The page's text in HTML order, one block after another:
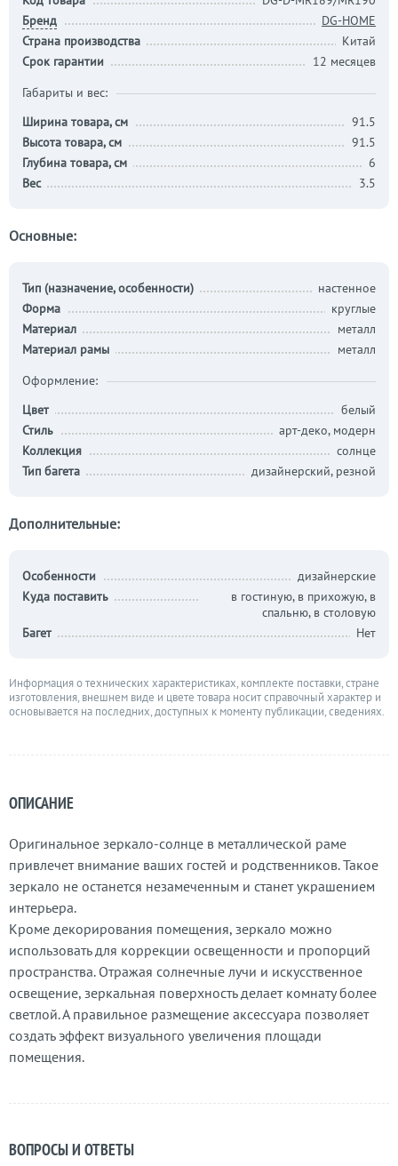
ОПИСАНИЕ
Оригинальное зеркало-солнце в металлической раме
привлечет внимание ваших гостей и родственников. Такое
зеркало не останется незамеченным и станет украшением
интерьера.
Кроме декорирования помещения, зеркало можно
использовать для коррекции освещенности и пропорций
пространства. Отражая солнечные лучи и искусственное
освещение, зеркальная поверхность делает комнату более
светлой. А правильное размещение аксессуара позволяет
создать эффект визуального увеличения площади
помещения.
ВОПРОСЫ И ОТВЕТЫ
Бренд
DG-HOME
Страна производства
Китай
Срок гарантии
12 месяцев
Габариты и вес:
Ширина товара, см
91.5
Высота товара, см
91.5
Глубина товара, см
6
Вес
3.5
Основные:
Тип (назначение, особенности)
настенное
Форма
круглые
Материал
металл
Материал рамы
металл
Оформление:
Цвет
белый
Стиль
арт-деко, модерн
Коллекция
солнце
Тип багета
дизайнерский, резной
Дополнительные:
Особенности
дизайнерские
Куда поставить
в гостиную, в прихожую, в
спальню, в столовую
Багет
Нет
Информация о технических характеристиках, комплекте поставки, стране
изготовления, внешнем виде и цвете товара носит справочный характер и
основывается на последних, доступных к моменту публикации, сведениях.